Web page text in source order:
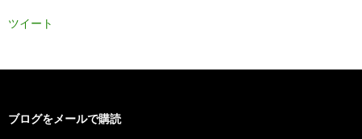
ツイート
ブログをメールで購読